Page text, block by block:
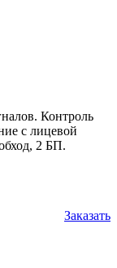
Контроль
с лицевой
2 БП.
Заказать